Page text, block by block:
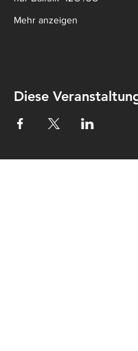
Mehr anzeigen
Diese